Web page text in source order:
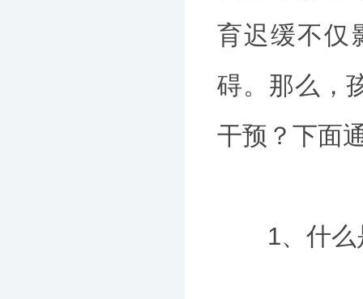
育迟缓不仅
碍。那么，
干预？下面
1、什么